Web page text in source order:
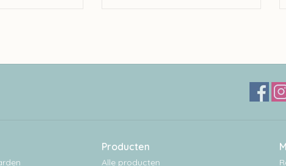
Producten
Alle producten